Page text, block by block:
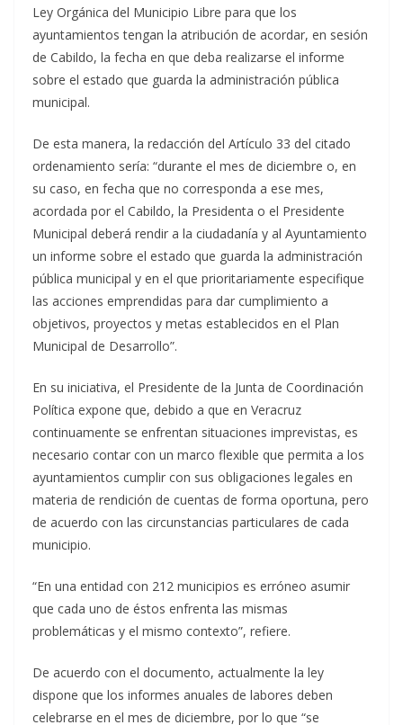
Ley Orgánica del Municipio Libre para que los
ayuntamientos tengan la atribución de acordar, en sesión
de Cabildo, la fecha en que deba realizarse el informe
sobre el estado que guarda la administración pública
municipal.
De esta manera, la redacción del Artículo 33 del citado
ordenamiento sería: “durante el mes de diciembre o, en
su caso, en fecha que no corresponda a ese mes,
acordada por el Cabildo, la Presidenta o el Presidente
Municipal deberá rendir a la ciudadanía y al Ayuntamiento
un informe sobre el estado que guarda la administración
pública municipal y en el que prioritariamente especifique
las acciones emprendidas para dar cumplimiento a
objetivos, proyectos y metas establecidos en el Plan
Municipal de Desarrollo”.
En su iniciativa, el Presidente de la Junta de Coordinación
Política expone que, debido a que en Veracruz
continuamente se enfrentan situaciones imprevistas, es
necesario contar con un marco flexible que permita a los
ayuntamientos cumplir con sus obligaciones legales en
materia de rendición de cuentas de forma oportuna, pero
de acuerdo con las circunstancias particulares de cada
municipio.
“En una entidad con 212 municipios es erróneo asumir
que cada uno de éstos enfrenta las mismas
problemáticas y el mismo contexto”, refiere.
De acuerdo con el documento, actualmente la ley
dispone que los informes anuales de labores deben
celebrarse en el mes de diciembre, por lo que “se